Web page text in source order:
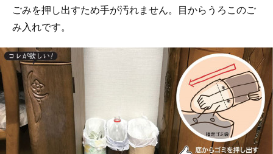
ごみを押し出すため手が汚れません。目からうろこのご
み入れです。